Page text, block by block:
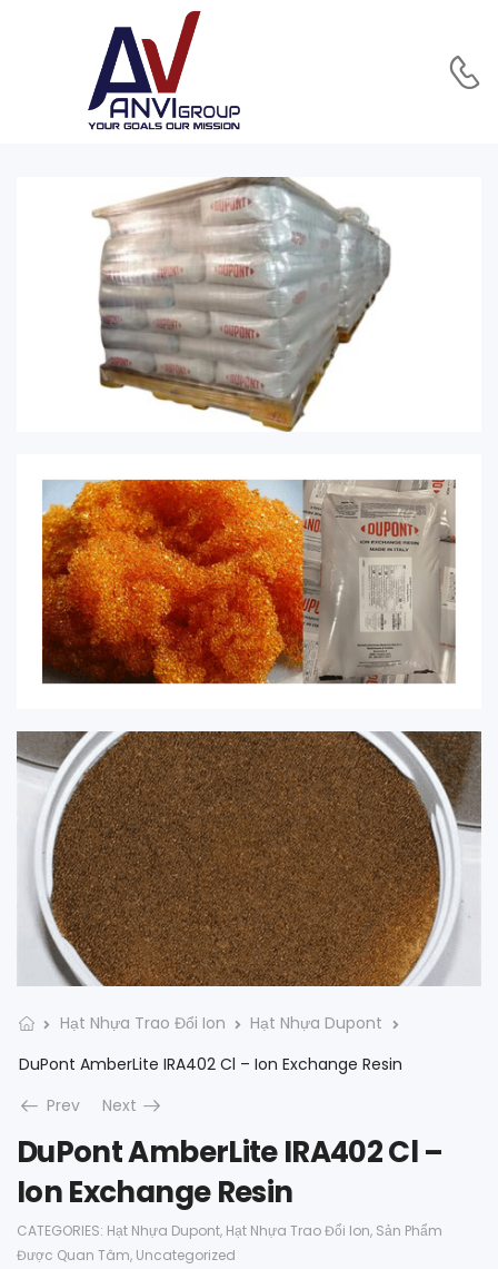
Hạt Nhựa Trao Đổi Ion
Hạt Nhựa Dupont
DuPont AmberLite IRA402 Cl – Ion Exchange Resin
Prev
Next
DuPont AmberLite IRA402 Cl –
Ion Exchange Resin
CATEGORIES: Hạt Nhựa Dupont, Hạt Nhựa Trao Đổi Ion, Sản Phẩm
Được Quan Tâm, Uncategorized